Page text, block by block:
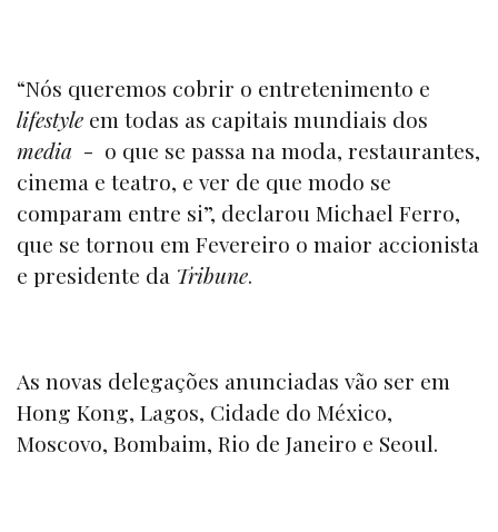
“Nós queremos cobrir o entretenimento e
lifestyle em todas as capitais mundiais dos
media - o que se passa na moda, restaurantes,
cinema e teatro, e ver de que modo se
comparam entre si”, declarou Michael Ferro,
que se tornou em Fevereiro o maior accionista
e presidente da Tribune.
As novas delegações anunciadas vão ser em
Hong Kong, Lagos, Cidade do México,
Moscovo, Bombaim, Rio de Janeiro e Seoul.